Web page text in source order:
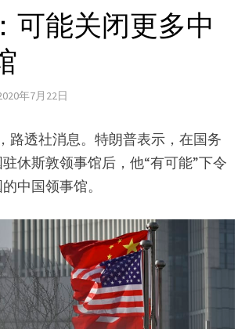
可能关闭更多中
年7月22日
路透社消息。特朗普表示，在国务
休斯敦领事馆后，他“有可能”下令
中国领事馆。